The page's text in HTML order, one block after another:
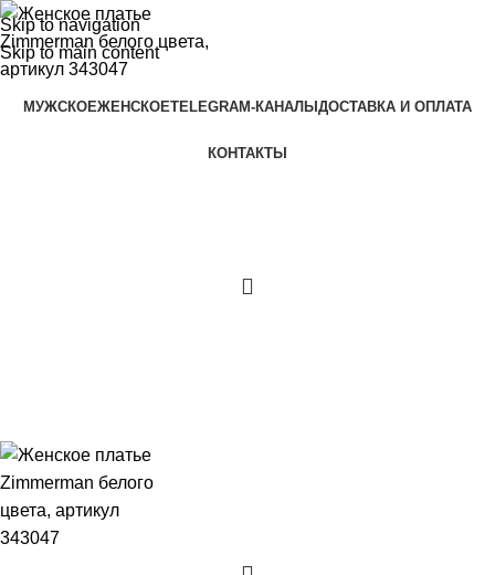
Skip to navigation
Skip to main content
МУЖСКОЕЖЕНСКОЕTELEGRAM-КАНАЛЫДОСТАВКА И ОПЛАТА
КОНТАКТЫ